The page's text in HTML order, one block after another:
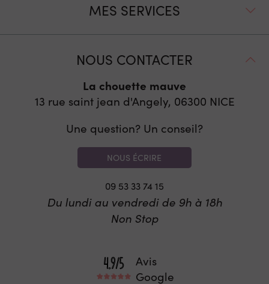
MES SERVICES
NOUS CONTACTER
La chouette mauve
13 rue saint jean d'Angely, 06300 NICE
Une question? Un conseil?
NOUS ÉCRIRE
09 53 33 74 15
Du lundi au vendredi de 9h à 18h
Non Stop
Avis
Google